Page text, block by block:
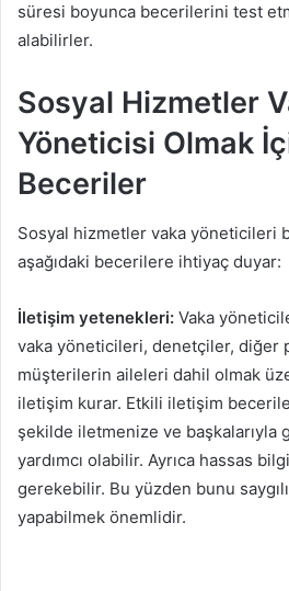
süresi boyunca becerilerini test
alabilirler.
Sosyal Hizmetler
Yöneticisi Olmak
Beceriler
Sosyal hizmetler vaka yöneticileri
aşağıdaki becerilere ihtiyaç duyar:
İletişim yetenekleri: Vaka
vaka yöneticileri, denetçiler, diğer
müşterilerin aileleri dahil olmak
iletişim kurar. Etkili iletişim
şekilde iletmenize ve başkalarıyla
yardımcı olabilir. Ayrıca hassas
gerekebilir. Bu yüzden bunu
yapabilmek önemlidir.